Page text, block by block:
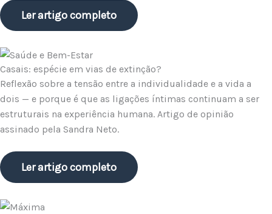
Ler artigo completo
Casais: espécie em vias de extinção?
Reflexão sobre a tensão entre a individualidade e a vida a
dois — e porque é que as ligações íntimas continuam a ser
estruturais na experiência humana. Artigo de opinião
assinado pela Sandra Neto.
Ler artigo completo